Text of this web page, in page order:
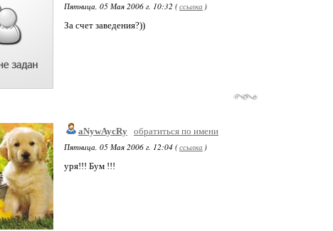
Пятница, 05 Мая 2006 г. 10:32 (ссылка )
За счет заведения?))
aNywAycRy обратиться по имени
Пятница, 05 Мая 2006 г. 12:04 (ссылка )
уря!!! Бум !!!